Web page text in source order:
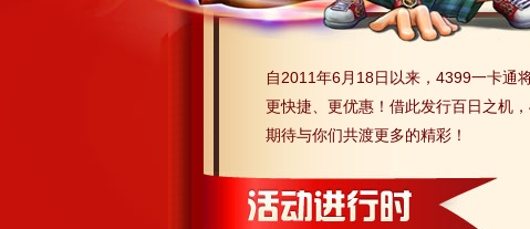
自2011年6月18日以来，4399一卡通
更快捷、更优惠！借此发行百日之机
期待与你们共渡更多的精彩！